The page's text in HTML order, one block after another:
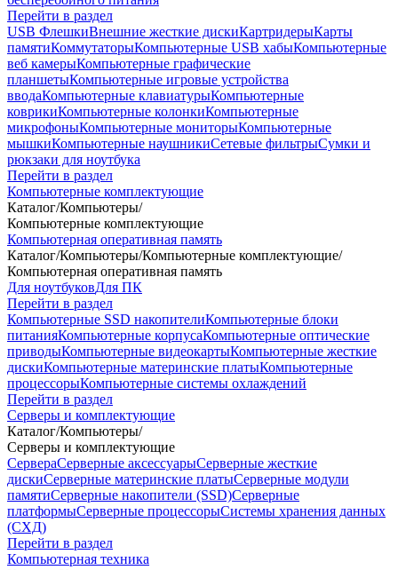
Перейти в раздел
USB ФлешкиВнешние жесткие дискиКартридерыКарты
памятиКоммутаторыКомпьютерные USB хабыКомпьютерные
веб камерыКомпьютерные графические
планшетыКомпьютерные игровые устройства
вводаКомпьютерные клавиатурыКомпьютерные
коврикиКомпьютерные колонкиКомпьютерные
микрофоныКомпьютерные мониторыКомпьютерные
мышкиКомпьютерные наушникиСетевые фильтрыСумки и
рюкзаки для ноутбука
Перейти в раздел
Компьютерные комплектующие
Каталог/Компьютеры/
Компьютерные комплектующие
Компьютерная оперативная память
Каталог/Компьютеры/Компьютерные комплектующие/
Компьютерная оперативная память
Для ноутбуковДля ПК
Перейти в раздел
Компьютерные SSD накопителиКомпьютерные блоки
питанияКомпьютерные корпусаКомпьютерные оптические
приводыКомпьютерные видеокартыКомпьютерные жесткие
дискиКомпьютерные материнские платыКомпьютерные
процессорыКомпьютерные системы охлаждений
Перейти в раздел
Серверы и комплектующие
Каталог/Компьютеры/
Серверы и комплектующие
СервераСерверные аксессуарыСерверные жесткие
дискиСерверные материнские платыСерверные модули
памятиСерверные накопители (SSD)Серверные
платформыСерверные процессорыСистемы хранения данных
(СХД)
Перейти в раздел
Компьютерная техника